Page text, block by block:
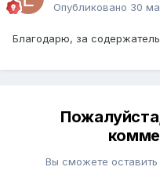
Опубликовано 30
Благодарю, за
Вы сможете